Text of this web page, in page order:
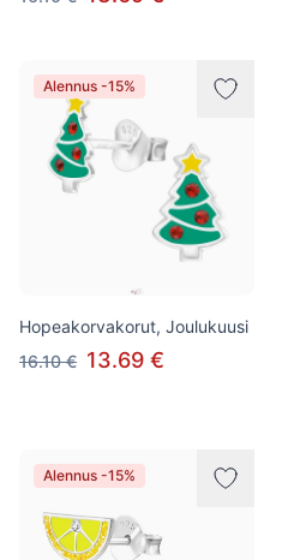
Alennus -15%
Hopeakorvakorut, Joulukuusi
16.10 € 13.69 €
Alennus -15%